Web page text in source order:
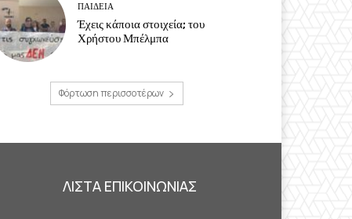
ΠΑΙΔΕΙΑ
Έχεις κάποια στοιχεία; του
Χρήστου Μπέλμπα
Φόρτωση περισσοτέρων
ΛΙΣΤΑ ΕΠΙΚΟΙΝΩΝΙΑΣ